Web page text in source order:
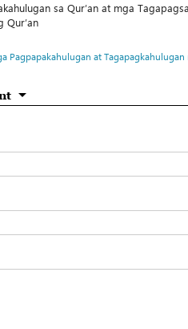
sa Qur’an at mga
Qur’an
Pagpapakahulugan at Tagapagkahulugan